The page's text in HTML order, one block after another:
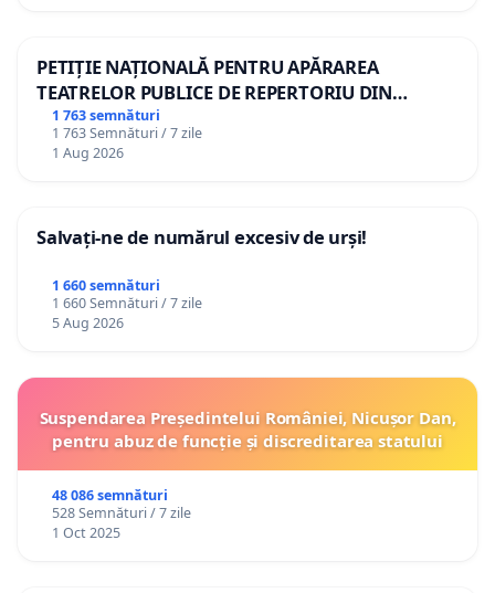
PETIȚIE NAȚIONALĂ PENTRU APĂRAREA
TEATRELOR PUBLICE DE REPERTORIU DIN
ROMÂNIA
1 763 semnături
1 763 Semnături / 7 zile
1 Aug 2026
Salvați-ne de numărul excesiv de urși!
1 660 semnături
1 660 Semnături / 7 zile
5 Aug 2026
Suspendarea Președintelui României, Nicușor Dan,
pentru abuz de funcție și discreditarea statului
48 086 semnături
528 Semnături / 7 zile
1 Oct 2025